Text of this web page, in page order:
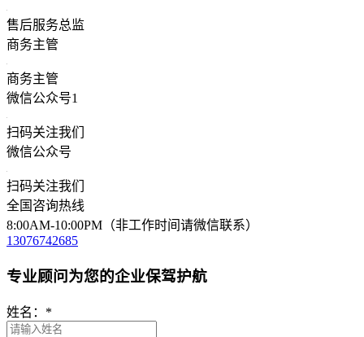
售后服务总监
商务主管
商务主管
微信公众号1
扫码关注我们
微信公众号
扫码关注我们
全国咨询热线
8:00AM-10:00PM（非工作时间请微信联系）
13076742685
专业顾问为您的企业保驾护航
姓名： *